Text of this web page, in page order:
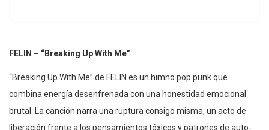
FELIN – “Breaking Up With Me”
“Breaking Up With Me” de FELIN es un himno pop punk que
combina energía desenfrenada con una honestidad emocional
brutal. La canción narra una ruptura consigo misma, un acto de
liberación frente a los pensamientos tóxicos y patrones de auto-